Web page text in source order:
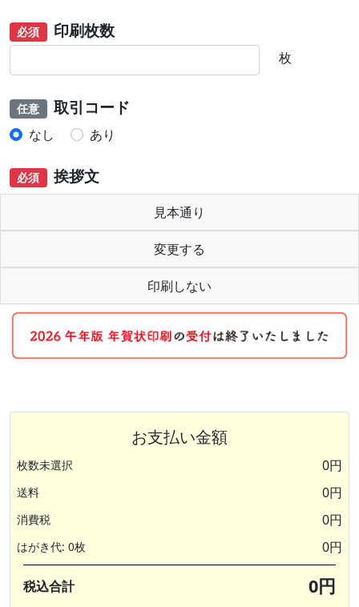
必須 印刷枚数
枚
任意 取引コード
なし あり
必須 挨拶文
見本通り
変更する
印刷しない
お支払い金額
枚数未選択 0円
送料 0円
消費税 0円
はがき代: 0枚 0円
税込合計 0円